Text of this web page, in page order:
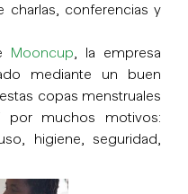
charlas, conferencias y
Mooncup, la empresa
mediante un buen
copas menstruales
por muchos motivos:
higiene, seguridad,